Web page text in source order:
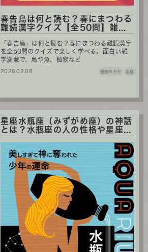
春告鳥は何と読む？春にまつわる
難読漢字クイズ【全50問】雑...
「春告鳥」は何と読む？春にまつわる難読漢字
を全50問のクイズで楽しく学べる。面白い雑
学満載で、鳥や魚、植物など
2026.02.08 倭物やカヤ 岩座
星座水瓶座（みずがめ座）の神話
とは？水瓶座の人の性格や星座...